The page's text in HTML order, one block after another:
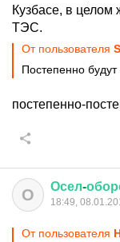
Кузбасе, в целом
ТЭС.
От пользователя
Постепенно
постепенно-
О Осел-
18:49,
От пользователя